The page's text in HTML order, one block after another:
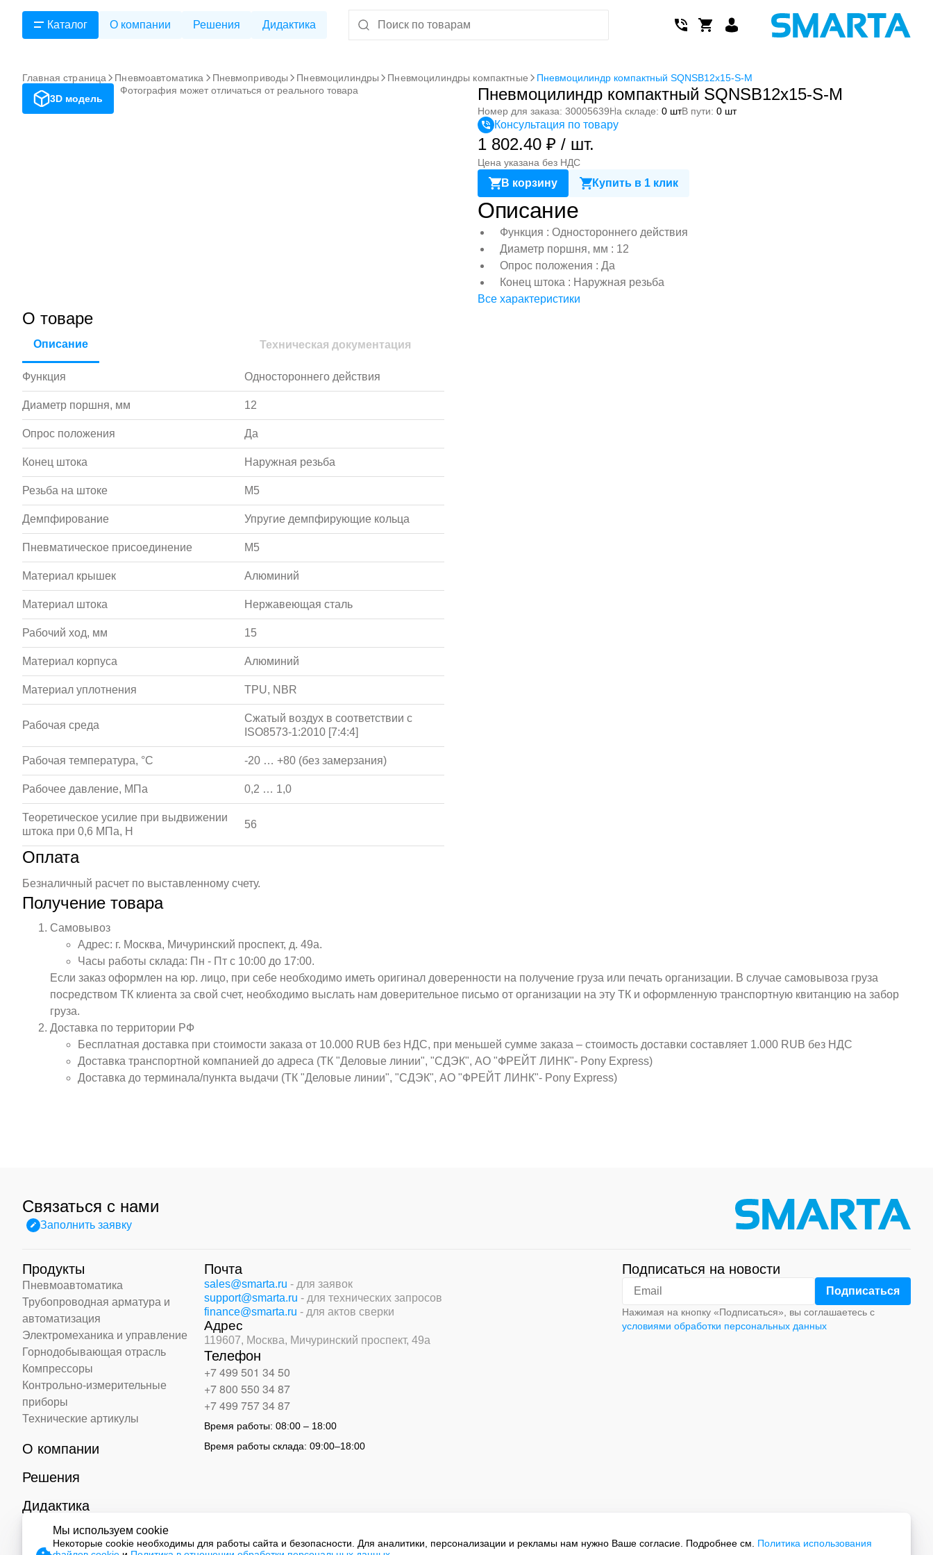
Каталог О компании Решения Дидактика
Главная страница Пневмоавтоматика Пневмоприводы Пневмоцилиндры Пневмоцилиндры компактные
Пневмоцилиндр компактный SQNSB12x15-S-M
3D модель
Фотография может отличаться от реального товара Пневмоцилиндр компактный SQNSB12x15-S-M
Номер для заказа: 30005639На складе: 0 штВ пути: 0 шт
Консультация по товару
1 802.40 ₽ / шт.
Цена указана без НДС
В корзину Купить в 1 клик
Описание
Функция : Одностороннего действия
Диаметр поршня, мм : 12
Опрос положения : Да
Конец штока : Наружная резьба
Все характеристики
О товаре
Описание Техническая документация
Функция Одностороннего действия
Диаметр поршня, мм 12
Опрос положения Да
Конец штока Наружная резьба
Резьба на штоке M5
Демпфирование Упругие демпфирующие кольца
Пневматическое присоединение M5
Материал крышек Алюминий
Материал штока Нержавеющая сталь
Рабочий ход, мм 15
Материал корпуса Алюминий
Материал уплотнения TPU, NBR
Рабочая среда
Сжатый воздух в соответствии с
ISO8573-1:2010 [7:4:4]
Рабочая температура, °С -20 … +80 (без замерзания)
Рабочее давление, МПа 0,2 … 1,0
Теоретическое усилие при выдвижении
штока при 0,6 МПа, Н
56
Оплата
Безналичный расчет по выставленному счету.
Получение товара
Самовывоз
Адрес: г. Москва, Мичуринский проспект, д. 49а.
Часы работы склада: Пн - Пт с 10:00 до 17:00.
Если заказ оформлен на юр. лицо, при себе необходимо иметь оригинал доверенности на получение груза или печать организации. В случае самовывоза груза
посредством ТК клиента за свой счет, необходимо выслать нам доверительное письмо от организации на эту ТК и оформленную транспортную квитанцию на забор
груза.
Доставка по территории РФ
Бесплатная доставка при стоимости заказа от 10.000 RUB без НДС, при меньшей сумме заказа – стоимость доставки составляет 1.000 RUB без НДС
Доставка транспортной компанией до адреса (ТК "Деловые линии", "СДЭК", АО "ФРЕЙТ ЛИНК"- Pony Express)
Доставка до терминала/пункта выдачи (ТК "Деловые линии", "СДЭК", АО "ФРЕЙТ ЛИНК"- Pony Express)
Связаться с нами
Заполнить заявку
Продукты
Пневмоавтоматика
Трубопроводная арматура и
автоматизация
Электромеханика и управление
Горнодобывающая отрасль
Компрессоры
Контрольно-измерительные
приборы
Технические артикулы
О компании
Решения
Дидактика
Контакты
Почта
sales@smarta.ru - для заявок
support@smarta.ru - для технических запросов
finance@smarta.ru - для актов сверки
Адрес
119607, Москва, Мичуринский проспект, 49а
Телефон
+7 499 501 34 50
+7 800 550 34 87
+7 499 757 34 87
Время работы:08:00 – 18:00
Время работы склада:09:00–18:00
Подписаться на новости
Нажимая на кнопку «Подписаться», вы соглашаетесь с
условиями обработки персональных данных
Мы используем cookie
Некоторые cookie необходимы для работы сайта и безопасности. Для аналитики, персонализации и рекламы нам нужно Ваше согласие. Подробнее см. Политика использования